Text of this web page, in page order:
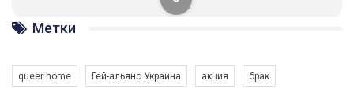
солідарності, приєднатися до нас. Регіональні підрозділи
ГАУ є в 16 областях України.
Разом наш голос лунає гучніше!
Метки
queer home Гей-альянс Украина акция брак